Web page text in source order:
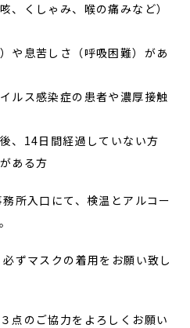
くしゃみ、喉の痛みなど）
息苦しさ（呼吸困難）があ
ス感染症の患者や濃厚接触
14日間経過していない方
ある方
所入口にて、検温とアルコー
ずマスクの着用をお願い致し
点のご協力をよろしくお願い